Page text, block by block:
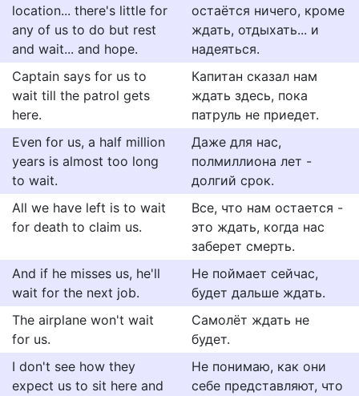
location... there's little for
any of us to do but rest
and wait... and hope.
остаётся ничего, кроме
ждать, отдыхать... и
надеяться.
Captain says for us to
wait till the patrol gets
here.
Капитан сказал нам
ждать здесь, пока
патруль не приедет.
Even for us, a half million
years is almost too long
to wait.
Даже для нас,
полмиллиона лет -
долгий срок.
All we have left is to wait
for death to claim us.
Все, что нам остается -
это ждать, когда нас
заберет смерть.
And if he misses us, he'll
wait for the next job.
Не поймает сейчас,
будет дальше ждать.
The airplane won't wait
for us.
Самолёт ждать не
будет.
I don't see how they
expect us to sit here and
Не понимаю, как они
себе представляют, что